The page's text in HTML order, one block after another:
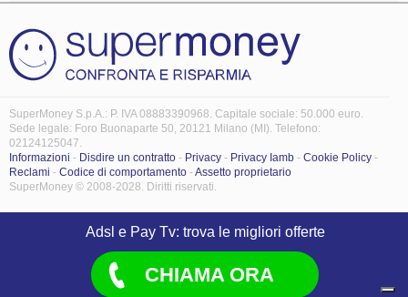
SuperMoney S.p.A.: P. IVA 08883390968. Capitale sociale: 50.000 euro.
Sede legale: Foro Buonaparte 50, 20121 Milano (MI). Telefono:
02124125047.
Informazioni - Disdire un contratto - Privacy - Privacy Iamb - Cookie Policy -
Reclami - Codice di comportamento -Assetto proprietario
SuperMoney © 2008-2028. Diritti riservati.
Adsl e Pay Tv: trova le migliori offerte
CHIAMA ORA